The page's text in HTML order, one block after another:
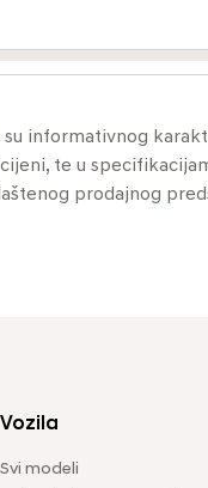
informativnog
te u
prodajnog
Vozila
Svi modeli